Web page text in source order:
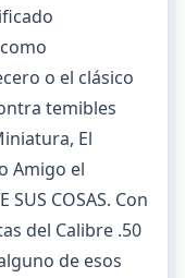
o el clásico
temibles
El
Amigo el
SUS COSAS. Con
del Calibre .50
de esos